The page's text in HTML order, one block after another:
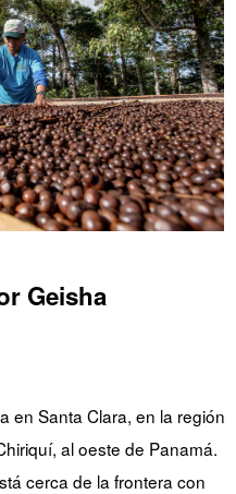
Geisha
en Santa Clara, en la región
al oeste de Panamá.
cerca de la frontera con